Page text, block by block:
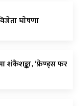
घाेषणा
शंकैशङ्का, ‘फ्रेण्ड्स फर